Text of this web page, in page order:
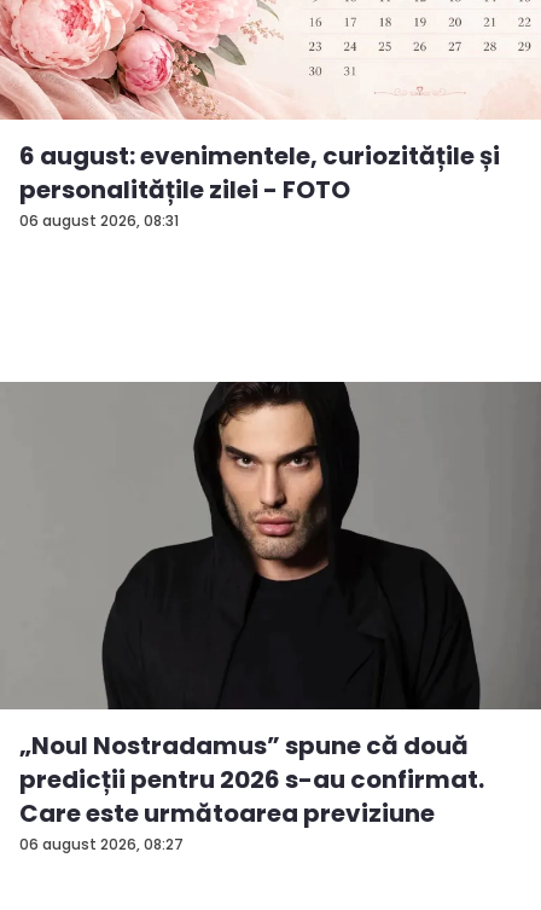
06 august 2026, 08:31
6 august: evenimentele, curiozitățile și
personalitățile zilei - FOTO
06 august 2026, 08:27
„Noul Nostradamus” spune că două
predicții pentru 2026 s-au confirmat.
Care este următoarea previziune